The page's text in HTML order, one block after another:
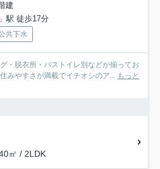
建
駅 徒歩17分
共下水
・脱衣所・バストイレ別などが揃ってお
みやすさが満載でイチオシのア... もっと
㎡ / 2LDK